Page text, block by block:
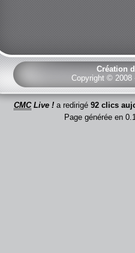
Création
Copyright © 2008
CMCLive ! a redirigé 92 clics
Page générée en